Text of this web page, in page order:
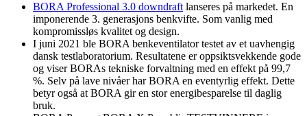
BORA Professional 3.0 downdraft lanseres på markedet. En
imponerende 3. generasjons benkvifte. Som vanlig med
kompromissløs kvalitet og design.
I juni 2021 ble BORA benkeventilator testet av et uavhengig
dansk testlaboratorium. Resultatene er oppsiktsvekkende gode
og viser BORAs tekniske forvaltning med en effekt på 99,7
%. Selv på lave nivåer har BORA en eventyrlig effekt. Dette
betyr også at BORA gir en stor energibesparelse til daglig
bruk.